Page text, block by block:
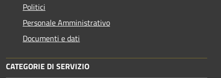
Politici
Personale Amministrativo
Documenti e dati
CATEGORIE DI SERVIZIO